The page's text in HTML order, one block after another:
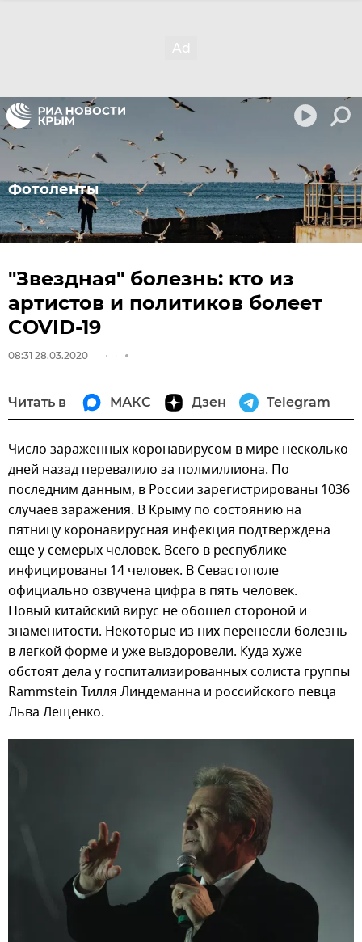
Фотоленты
"Звездная" болезнь: кто из
артистов и политиков болеет
COVID-19
08:31 28.03.2020
Читать в МАКС Дзен Telegram
Число зараженных коронавирусом в мире несколько
дней назад перевалило за полмиллиона. По
последним данным, в России зарегистрированы 1036
случаев заражения. В Крыму по состоянию на
пятницу коронавирусная инфекция подтверждена
еще у семерых человек. Всего в республике
инфицированы 14 человек. В Севастополе
официально озвучена цифра в пять человек.
Новый китайский вирус не обошел стороной и
знаменитости. Некоторые из них перенесли болезнь
в легкой форме и уже выздоровели. Куда хуже
обстоят дела у госпитализированных солиста группы
Rammstein Тилля Линдеманна и российского певца
Льва Лещенко.